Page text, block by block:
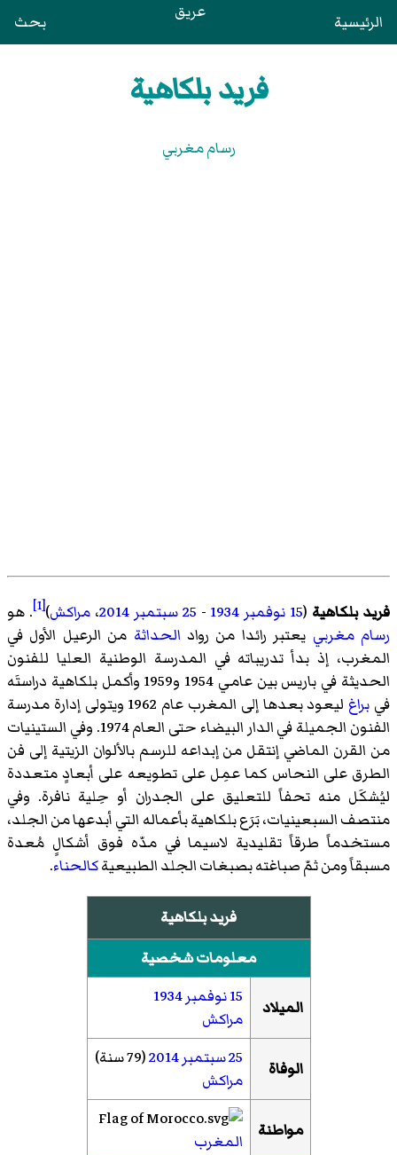
الرئيسية عريق بحث
فريد بلكاهية
رسام مغربي
فريد بلكاهية (15 نوفمبر 1934
- 25 سبتمبر 2014،مراكش)
[1] . هو
رسام مغربي يعتبر رائدا من رواد الحداثة من الرعيل الأول في
المغرب، إذ بدأ تدريباته في المدرسة الوطنية العليا للفنون
الحديثة في باريس بين عامي 1954 و1959 وأكمل بلكاهية دراستَه
في براغ
ليعود بعدها إلى المغرب عام 1962 ويتولى إدارة مدرسة
الفنون الجميلة في الدار البيضاء حتى العام 1974. وفي الستينيات
من القرن الماضي إنتقل من إبداعه للرسم بالألوان الزيتية إلى فن
الطرق على النحاس كما عمِل على تطويعه على أبعادٍ متعددة
ليُشكَل منه تحفاً للتعليق على الجدران أو حِلية نافرة. وفي
منتصف السبعينيات، بَرَع بلكاهية بأعماله التي أبدعها من الجلد،
مستخدماً طرقاً تقليدية لاسيما في مدّه فوق أشكالٍ مُعدة
مسبقاً ومن ثمّ صباغته بصبغات الجلد الطبيعيةكالحناء.
فريد بلكاهية
معلومات شخصية
الميلاد 15 نوفمبر
1934
مراكش
الوفاة 25 سبتمبر 2014(79 سنة)
مراكش
مواطنة
المغرب